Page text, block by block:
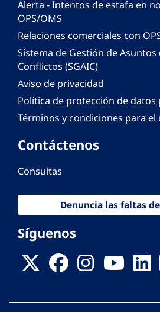
Alerta - Intentos de estafa en
OPS/OMS
Relaciones comerciales con
Sistema de Gestión de
Conflictos (SGAIC)
Aviso de privacidad
Política de protección de datos
Términos y condiciones para el
Contáctenos
Consultas
Denuncia las faltas
Síguenos